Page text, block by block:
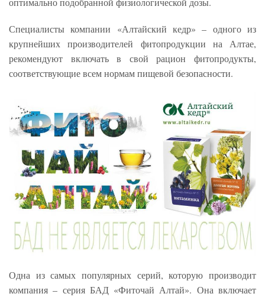
Специалисты компании «Алтайский кедр» – одного из
крупнейших производителей фитопродукции на Алтае,
рекомендуют включать в свой рацион фитопродукты,
соответствующие всем нормам пищевой безопасности.
Одна из самых популярных серий, которую производит
компания – серия БАД «Фиточай Алтай». Она включает